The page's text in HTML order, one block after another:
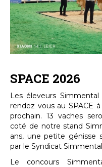
SPACE 2026
Les éleveurs
rendez vous au SPACE
prochain. 13 vaches
coté de notre stand
ans, une petite génisse
par le Syndicat
Le concours